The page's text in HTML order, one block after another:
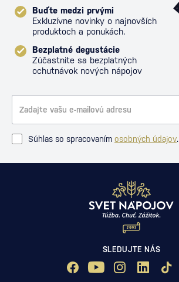
Buďte medzi prvými
Exkluzívne novinky o najnovších
produktoch a ponukách.
Bezplatné degustácie
Zúčastnite sa bezplatných
ochutnávok nových nápojov
Súhlas so spracovaním osobných údajov.
SLEDUJTE NÁS